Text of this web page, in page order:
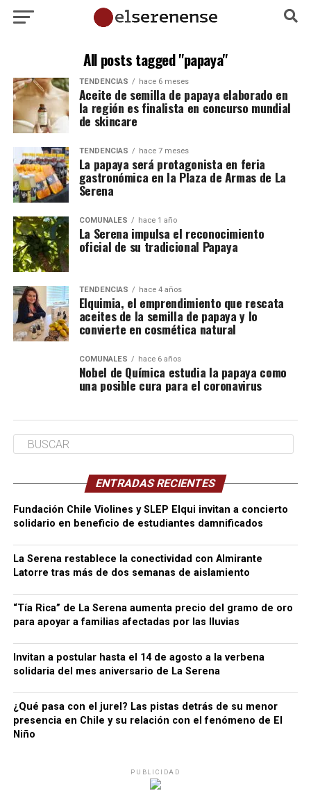
All posts tagged "papaya"
TENDENCIAS hace 6 meses
Aceite de semilla de papaya elaborado en
la región es finalista en concurso mundial
de skincare
TENDENCIAS hace 7 meses
La papaya será protagonista en feria
gastronómica en la Plaza de Armas de La
Serena
COMUNALES hace 1 año
La Serena impulsa el reconocimiento
oficial de su tradicional Papaya
TENDENCIAS hace 4 años
Elquimia, el emprendimiento que rescata
aceites de la semilla de papaya y lo
convierte en cosmética natural
COMUNALES hace 6 años
Nobel de Química estudia la papaya como
una posible cura para el coronavirus
ENTRADAS RECIENTES
Fundación Chile Violines y SLEP Elqui invitan a concierto
solidario en beneficio de estudiantes damnificados
La Serena restablece la conectividad con Almirante
Latorre tras más de dos semanas de aislamiento
“Tía Rica” de La Serena aumenta precio del gramo de oro
para apoyar a familias afectadas por las lluvias
Invitan a postular hasta el 14 de agosto a la verbena
solidaria del mes aniversario de La Serena
¿Qué pasa con el jurel? Las pistas detrás de su menor
presencia en Chile y su relación con el fenómeno de El
Niño
PUBLICIDAD